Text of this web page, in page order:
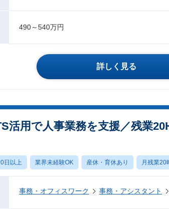
490～540万円
詳しく見る
活用で人事業務を支援／残業
日以上 業界未経験OK 産休・育休あり 月残業20
事務・オフィスワーク 事務・アシスタント